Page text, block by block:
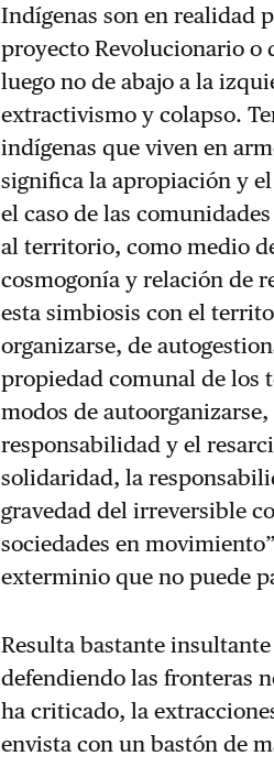
Indígenas son en realidad
proyecto Revolucionario o
luego no de abajo a la
extractivismo y colapso.
indígenas que viven en
significa la apropiación y
el caso de las
al territorio, como medio
cosmogonía y relación de
esta simbiosis con el
organizarse, de
propiedad comunal de los
modos de
responsabilidad y el
solidaridad, la
gravedad del irreversible
sociedades en
exterminio que no puede
Resulta bastante
defendiendo las fronteras
ha criticado, la
envista con un bastón de